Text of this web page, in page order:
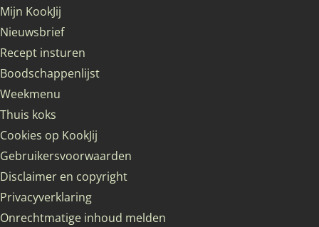
Mijn KookJij
Nieuwsbrief
Recept insturen
Boodschappenlijst
Weekmenu
Thuis koks
Cookies op KookJij
Gebruikersvoorwaarden
Disclaimer en copyright
Privacyverklaring
Onrechtmatige inhoud melden